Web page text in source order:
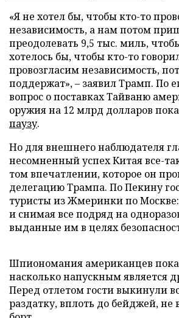
«Я не хотел бы, чтобы кто-то
независимость, а нам потом
преодолевать 9,5 тыс. миль,
хотелось бы, чтобы кто-то
провозгласим независимость,
поддержат», – заявил Трамп. По
вопрос о поставках Тайваню
оружия на 12 млрд долларов пока
паузу.
Но для внешнего наблюдателя
несомненный успех Китая все-
том впечатлении, которое он
делегацию Трампа. По Пекину
туристы из Жмеринки по
и снимая все подряд на
выданные им в целях
Шпиономания американцев
насколько напускным является
Перед отлетом гости выкинули
раздатку, вплоть до бейджей, не